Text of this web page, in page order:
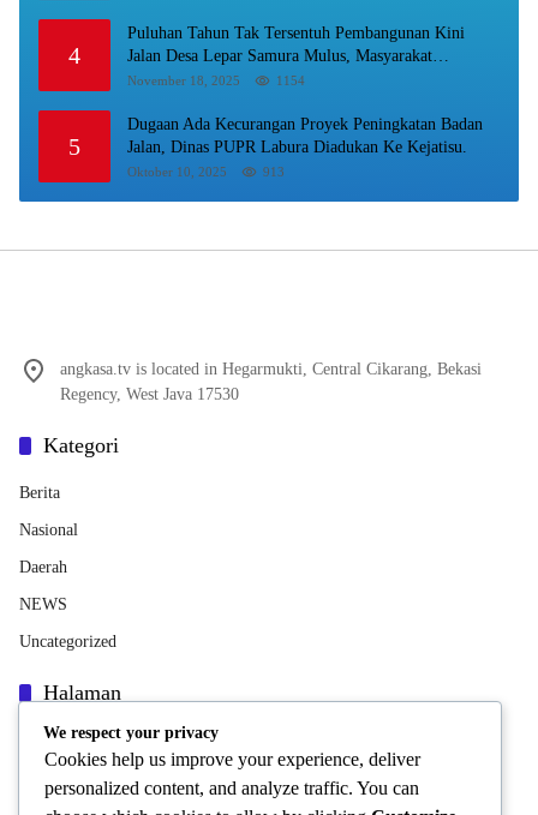
4
Puluhan Tahun Tak Tersentuh Pembangunan Kini
Jalan Desa Lepar Samura Mulus, Masyarakat
Sampaikan Terimakasih Ke Bupati Karo
November 18, 2025 1154
5
Dugaan Ada Kecurangan Proyek Peningkatan Badan
Jalan, Dinas PUPR Labura Diadukan Ke Kejatisu.
Oktober 10, 2025 913
angkasa.tv is located in Hegarmukti, Central Cikarang, Bekasi
Regency, West Java 17530
Kategori
Berita
Nasional
Daerah
NEWS
Uncategorized
Halaman
Indeks Berita
We respect your privacy
Cookies help us improve your experience, deliver
personalized content, and analyze traffic. You can